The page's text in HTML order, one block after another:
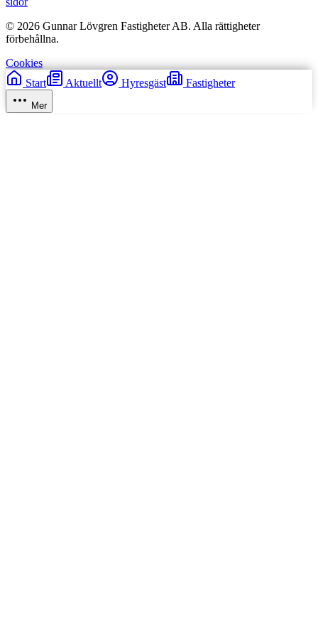
© 2026 Gunnar Lövgren Fastigheter AB. Alla rättigheter
förbehållna.
Cookies
Start
Aktuellt Hyresgäst Fastigheter
Mer